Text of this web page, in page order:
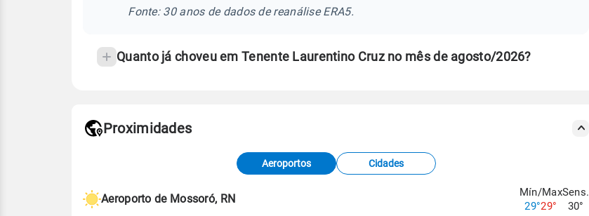
Fonte: 30 anos de dados de reanálise ERA5.
Quanto já choveu em Tenente Laurentino Cruz no mês de agosto/2026?
de Tempo e Estudos Climáticos (CPTEC).
Proximidades
Aeroportos Cidades
Aeroporto de Mossoró, RN
Mín/Max
29°29°
Sens.
30°